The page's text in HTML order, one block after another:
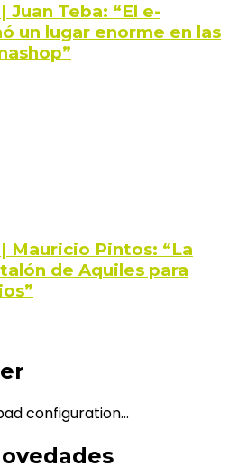
Juan Teba: “El e-
un lugar enorme en las
Mauricio Pintos: “La
de Aquiles para
configuration...